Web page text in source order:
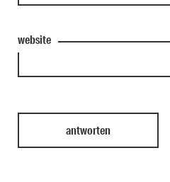
website